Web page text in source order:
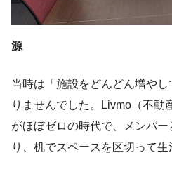
源
当時は「施設をどんどん増や
りませんでした。Livmo（不動
がほぼゼロの時代で、メンバ
り、机でスペースを区切って生